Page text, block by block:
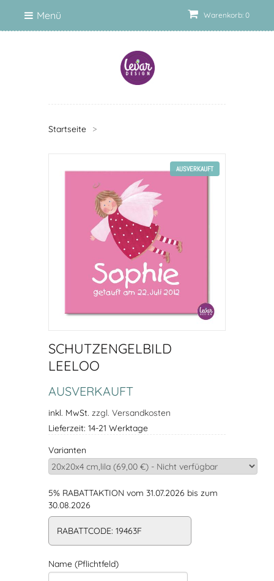
Warenkorb: 0
Menü
Startseite >
AUSVERKAUFT
SCHUTZENGELBILD
LEELOO
AUSVERKAUFT
inkl. MwSt. zzgl. Versandkosten
Lieferzeit: 14-21 Werktage
Varianten
5% RABATTAKTION vom 31.07.2026 bis zum
30.08.2026
RABATTCODE: 19463F
Name (Pflichtfeld)